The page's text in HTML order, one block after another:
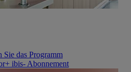
Sie das Programm
ibis- Abonnement